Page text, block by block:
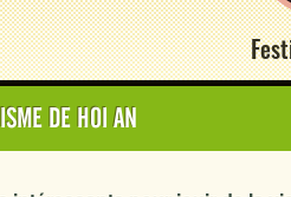
DE HOI AN